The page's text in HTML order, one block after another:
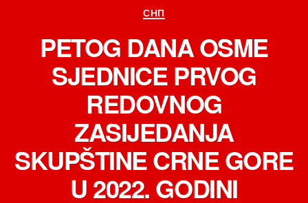
Категорије
СНП
PETOG DANA OSME
SJEDNICE PRVOG
REDOVNOG
ZASIJEDANJA
SKUPŠTINE CRNE GORE
U 2022. GODINI